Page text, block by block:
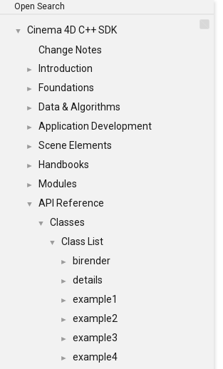
Open Search
▼
Cinema 4D C++ SDK
Change Notes
► Introduction
► Foundations
► Data & Algorithms
► Application Development
► Scene Elements
► Handbooks
► Modules
▼ API Reference
▼ Classes
▼ Class List
► birender
► details
► example1
► example2
► example3
► example4